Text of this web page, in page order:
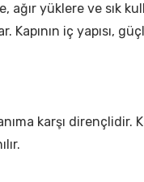
yüklere ve sık
iç yapısı,
karşı dirençlidir.